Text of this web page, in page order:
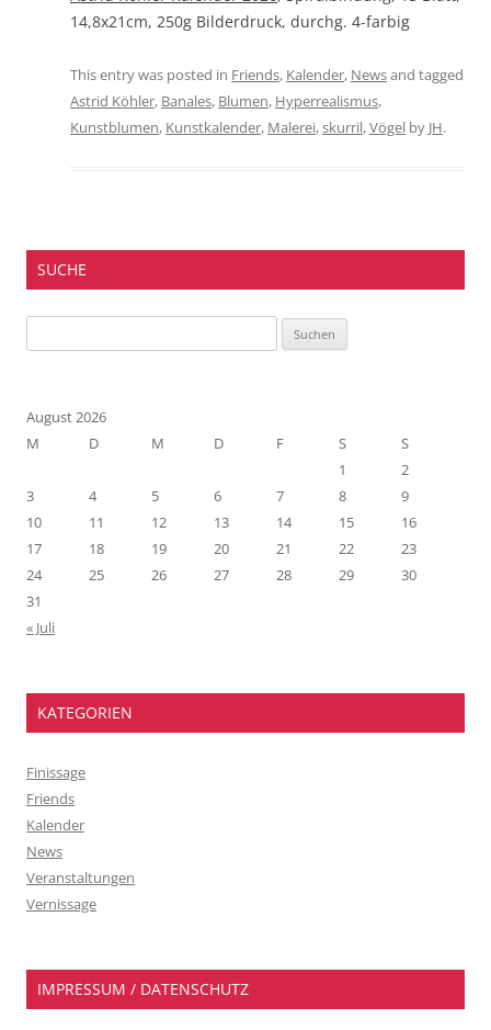
14,8x21cm, 250g Bilderdruck, durchg. 4-farbig
This entry was posted in Friends, Kalender, Newsand tagged
Astrid Köhler, Banales, Blumen, Hyperrealismus,
Kunstblumen, Kunstkalender, Malerei,skurril,Vögel by JH.
SUCHE
nach:
August 2026
M
D M D F S
S
1
2
3
4 5 6 7 8
9
10
11 12 13 14 15
16
17
18 19 20 21 22
23
24
25 26 27 28 29
30
31
« Juli
KATEGORIEN
Finissage
Friends
Kalender
News
Veranstaltungen
Vernissage
IMPRESSUM / DATENSCHUTZ